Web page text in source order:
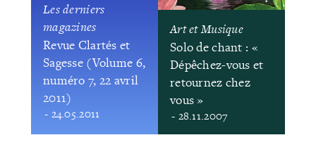
Les derniers
magazines
Revue Clartés et
Sagesse (Volume 6,
numéro 7, 22 avril
2011)
- 24.05.2011
Art et Musique
Solo de chant : «
Dépêchez-vous et
retournez chez
vous »
- 28.11.2007